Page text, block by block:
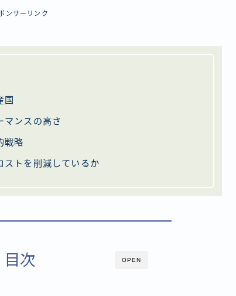
ンサーリンク
国
マンスの高さ
戦略
ストを削減しているか
OPEN
目次